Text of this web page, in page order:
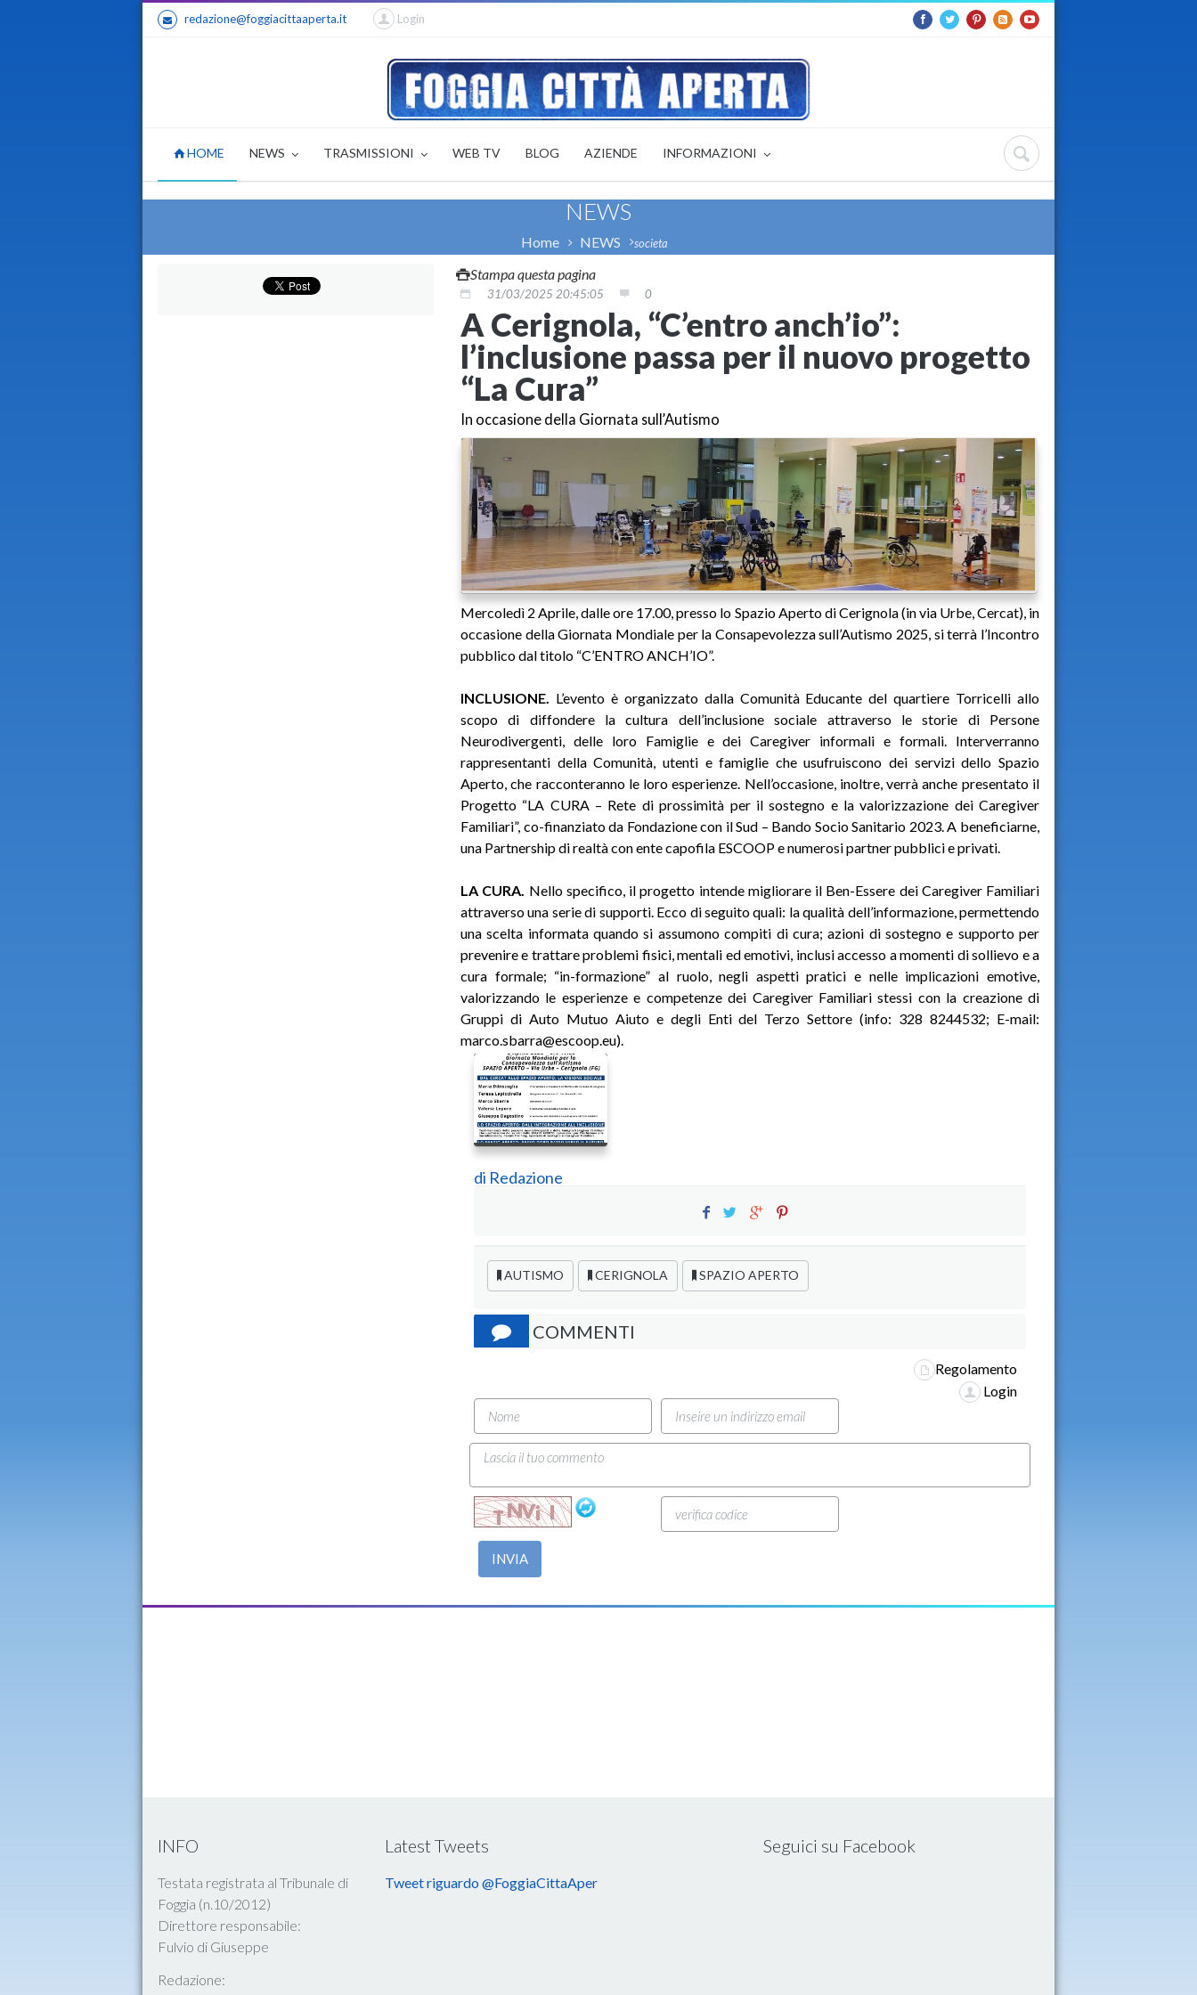
redazione@foggiacittaaperta.it Login
HOME NEWS TRASMISSIONI WEB TV BLOG AZIENDE INFORMAZIONI
NEWS
Home NEWS societa
Stampa questa pagina
31/03/2025 20:45:05 0
A Cerignola, “C’entro anch’io”:
l’inclusione passa per il nuovo progetto
“La Cura”
In occasione della Giornata sull’Autismo
Mercoledì 2 Aprile, dalle ore 17.00, presso lo Spazio Aperto di Cerignola (in via Urbe, Cercat), in
occasione della Giornata Mondiale per la Consapevolezza sull’Autismo 2025, si terrà l’Incontro
pubblico dal titolo “C’ENTRO ANCH’IO”.
INCLUSIONE. L’evento è organizzato dalla Comunità Educante del quartiere Torricelli allo
scopo di diffondere la cultura dell’inclusione sociale attraverso le storie di Persone
Neurodivergenti, delle loro Famiglie e dei Caregiver informali e formali. Interverranno
rappresentanti della Comunità, utenti e famiglie che usufruiscono dei servizi dello Spazio
Aperto, che racconteranno le loro esperienze. Nell’occasione, inoltre, verrà anche presentato il
Progetto “LA CURA – Rete di prossimità per il sostegno e la valorizzazione dei Caregiver
Familiari”, co-finanziato da Fondazione con il Sud – Bando Socio Sanitario 2023. A beneficiarne,
una Partnership di realtà con ente capofila ESCOOP e numerosi partner pubblici e privati.
LA CURA. Nello specifico, il progetto intende migliorare il Ben-Essere dei Caregiver Familiari
attraverso una serie di supporti. Ecco di seguito quali: la qualità dell’informazione, permettendo
una scelta informata quando si assumono compiti di cura; azioni di sostegno e supporto per
prevenire e trattare problemi fisici, mentali ed emotivi, inclusi accesso a momenti di sollievo e a
cura formale; “in-formazione” al ruolo, negli aspetti pratici e nelle implicazioni emotive,
valorizzando le esperienze e competenze dei Caregiver Familiari stessi con la creazione di
Gruppi di Auto Mutuo Aiuto e degli Enti del Terzo Settore (info: 328 8244532; E-mail:
marco.sbarra@escoop.eu).
di Redazione
AUTISMO CERIGNOLA SPAZIO APERTO
COMMENTI
Regolamento
Login
INVIA
INFO
Testata registrata al Tribunale di
Foggia (n.10/2012)
Direttore responsabile:
Fulvio di Giuseppe
Redazione:
Latest Tweets
Tweet riguardo @FoggiaCittaAper
Seguici su Facebook